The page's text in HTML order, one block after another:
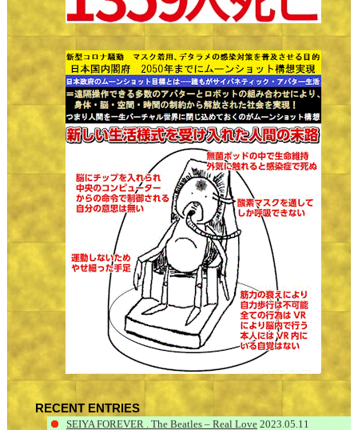
RECENT ENTRIES
SEIYA FOREVER . The Beatles – Real Love 2023.05.11